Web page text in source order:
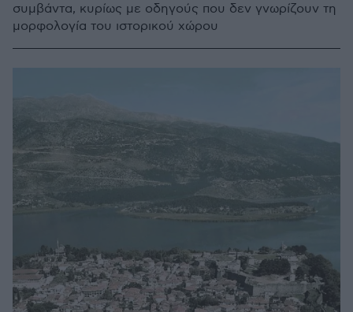
συμβάντα, κυρίως με οδηγούς που δεν γνωρίζουν τη
μορφολογία του ιστορικού χώρου